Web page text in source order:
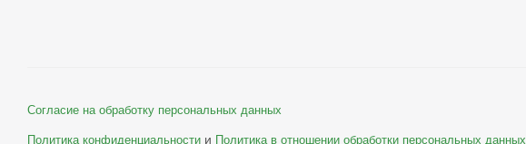
Согласие на обработку персональных данных
Политика конфиденциальности и Политика в отношении обработки персональных данных